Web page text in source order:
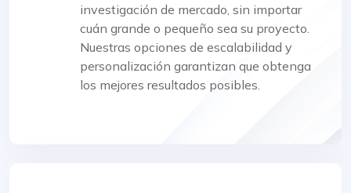
investigación de mercado, sin importar
cuán grande o pequeño sea su proyecto.
Nuestras opciones de escalabilidad y
personalización garantizan que obtenga
los mejores resultados posibles.